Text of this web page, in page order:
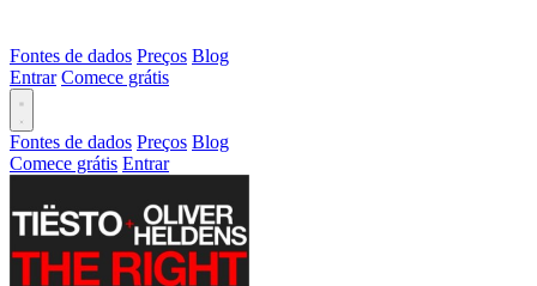
Fontes de dados Preços Blog
Entrar Comece grátis
Fontes de dados Preços Blog
Comece grátis Entrar